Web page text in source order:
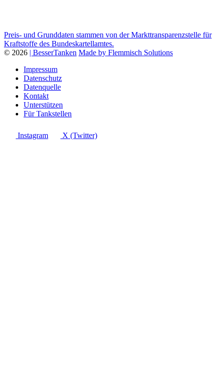
Preis- und Grunddaten stammen von der Markttransparenzstelle für
Kraftstoffe des Bundeskartellamtes.
© 2026 | BesserTanken Made by Flemmisch Solutions
Impressum
Datenschutz
Datenquelle
Kontakt
Unterstützen
Für Tankstellen
Instagram X (Twitter)